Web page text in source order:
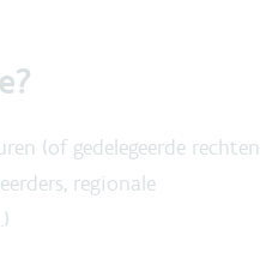
gedelegeerde rechten
regionale